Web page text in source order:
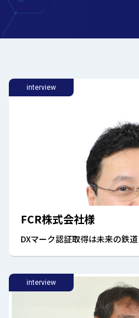
interview
FCR株式会社様
DXマーク認証取得は未来の鉄
interview